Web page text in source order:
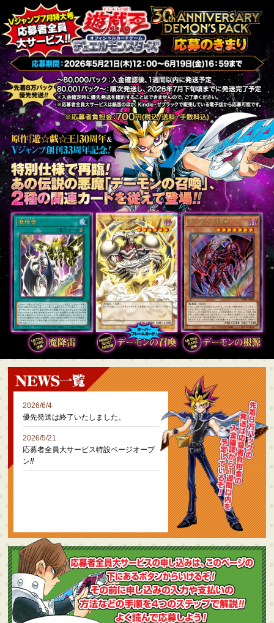
2026/6/4
優先発送は終了いたしました。
2026/5/21
応募者全員大サービス特設ページオープ
ン!!